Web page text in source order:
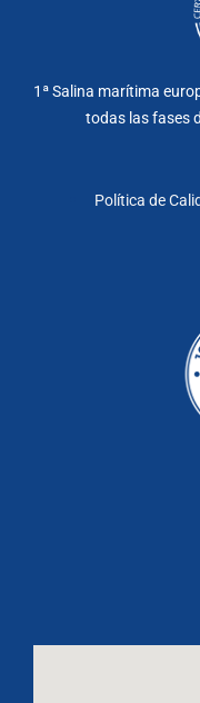
1ª Salina marítima
todas las fases
Política de